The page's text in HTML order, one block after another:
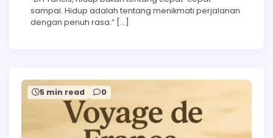
sampai. Hidup adalah tentang menikmati perjalanan
dengan penuh rasa.” […]
5 min read 0